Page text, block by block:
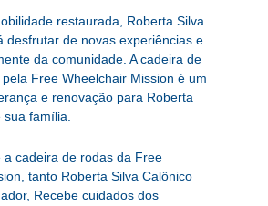
restaurada, Roberta Silva
desfrutar de novas experiências e
da comunidade. A cadeira de
Free Wheelchair Mission é um
e renovação para Roberta
família.
a cadeira de rodas da Free
tanto Roberta Silva Calônico
Recebe cuidados dos